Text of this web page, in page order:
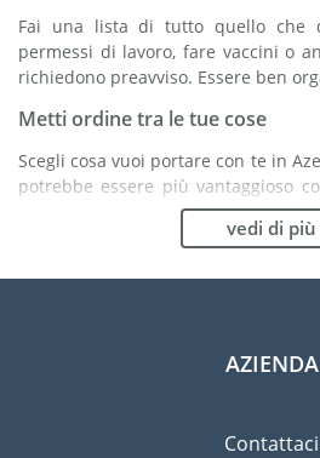
Fai una lista di tutto quello che
permessi di lavoro, fare vaccini o
richiedono preavviso. Essere ben
Metti ordine tra le tue cose
Scegli cosa vuoi portare con te in
potrebbe essere più vantaggioso
Scegli la compagnia di
organizzare il tuo trasferimento
Eliminare il rischio non è
vedi di più
AZIENDA
Contattaci